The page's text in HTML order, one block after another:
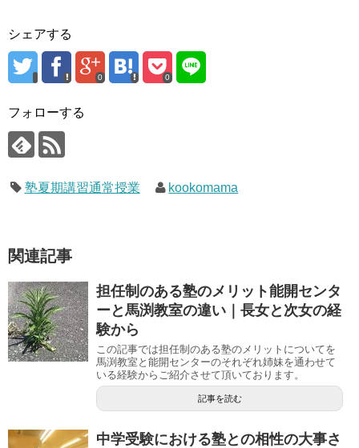
シェアする
0 0
フォローする
塾夏期講習通常授業 kookomama
関連記事
担任制のある塾のメリット能開センタ
ーと馬渕教室の違い｜長女と次女の経
験から
この記事では担任制のある塾のメリットについてを
馬渕教室と能開センターのそれぞれ姉妹を通わせて
いる経験からご紹介させて頂いております。
記事を読む
中学受験における塾との相性の大事さ